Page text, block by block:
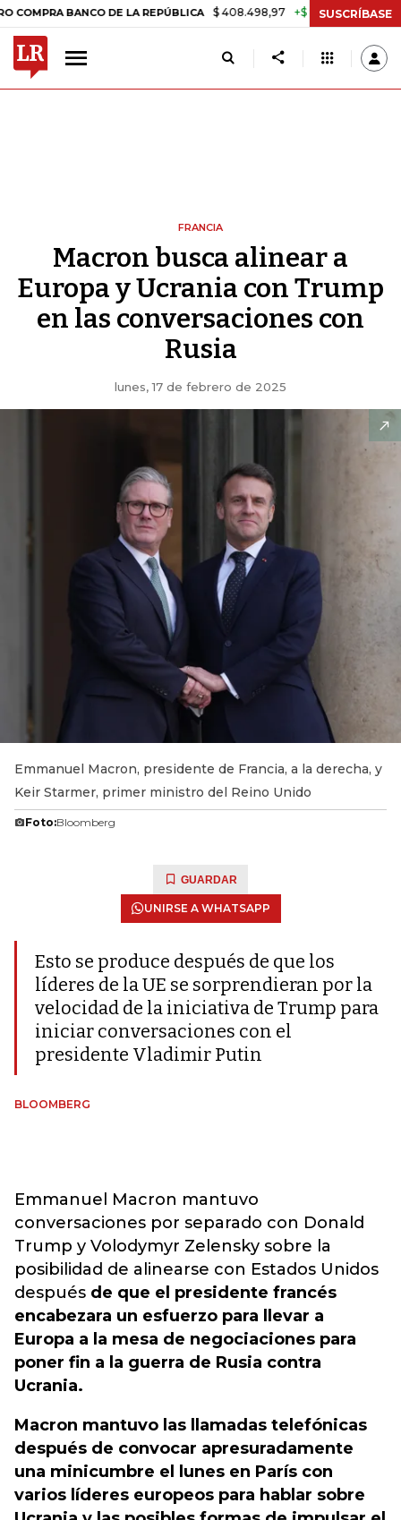
BANCO DE LA REPÚBLICA $ 408.498,97 +$ 8.753,81 +2,19%
SUSCRÍBASE
FRANCIA
Macron busca alinear a
Europa y Ucrania con Trump
en las conversaciones con
Rusia
lunes, 17 de febrero de 2025
Emmanuel Macron, presidente de Francia, a la derecha, y
Keir Starmer, primer ministro del Reino Unido
Foto:Bloomberg
GUARDAR
UNIRSE A WHATSAPP
Esto se produce después de que los
líderes de la UE se sorprendieran por la
velocidad de la iniciativa de Trump para
iniciar conversaciones con el
presidente Vladimir Putin
BLOOMBERG
Emmanuel Macron mantuvo
conversaciones por separado con Donald
Trump y Volodymyr Zelensky sobre la
posibilidad de alinearse con Estados Unidos
después de que el presidente francés
encabezara un esfuerzo para llevar a
Europa a la mesa de negociaciones para
poner fin a la guerra de Rusia contra
Ucrania.
Macron mantuvo las llamadas telefónicas
después de convocar apresuradamente
una minicumbre el lunes en París con
varios líderes europeos para hablar sobre